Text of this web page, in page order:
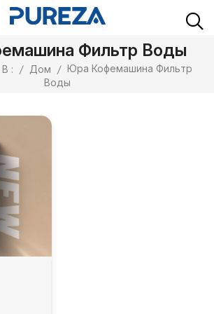
Фильтр Воды
: / Дом / Юра Кофемашина Фильтр
Воды